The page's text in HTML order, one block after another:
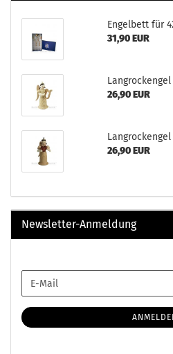
Engelbett für
31,90 EUR
26,90 EUR
26,90 EUR
Newsletter-Anmeldung
ZUR
ANMELDUNG
E-
Mail